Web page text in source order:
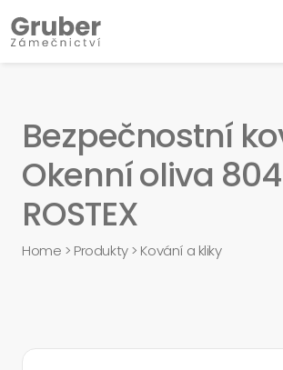
Bezpečnostní
Okenní oliva
ROSTEX
Home > Produkty> Kování a kliky